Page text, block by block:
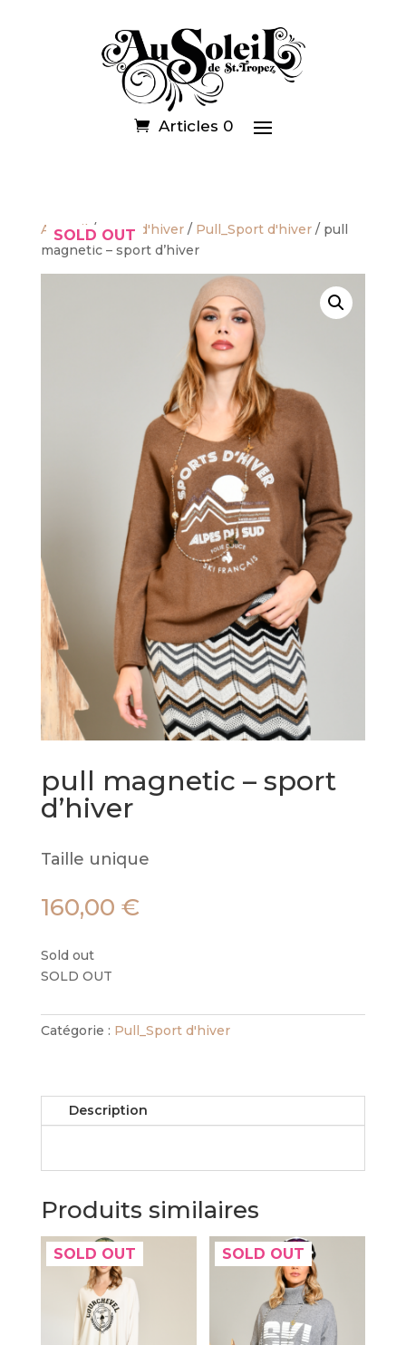
Articles 0
SOLD OUT
Accueil/ Sport d'hiver/ Pull_Sport d'hiver/ pull
magnetic – sport d’hiver
pull magnetic – sport
d’hiver
Taille unique
160,00 €
Sold out
SOLD OUT
Catégorie : Pull_Sport d'hiver
Description
Produits similaires
SOLD OUT SOLD OUT